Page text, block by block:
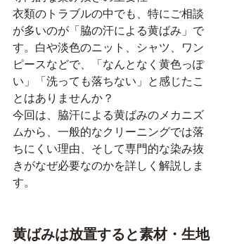
衣類のトラブルの中でも、特にご相談
が多いのが「脇の汗による黄ばみ」で
す。白や淡色のニット、シャツ、ワン
ピースなどで、「なんとなく黄色っぽ
い」「洗っても落ちない」と感じたこ
とはありませんか？
今回は、脇汗による黄ばみのメカニズ
ムから、一般的なクリーニングでは落
ちにくい理由、そして専門的な染み抜
きがなぜ必要なのかを詳しく解説しま
す。
黄ばみは放置すると素材・生地